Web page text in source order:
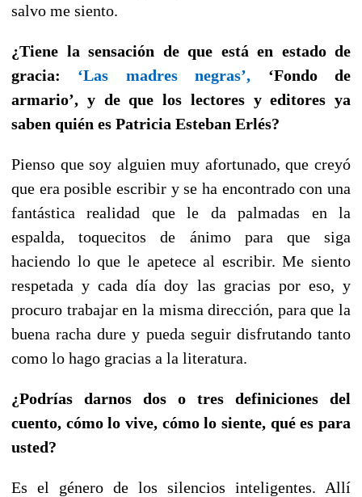
salvo me siento.
¿Tiene la sensación de que está en estado de
gracia: ‘Las madres negras’, ‘Fondo de
armario’, y de que los lectores y editores ya
saben quién es Patricia Esteban Erlés?
Pienso que soy alguien muy afortunado, que creyó
que era posible escribir y se ha encontrado con una
fantástica realidad que le da palmadas en la
espalda, toquecitos de ánimo para que siga
haciendo lo que le apetece al escribir. Me siento
respetada y cada día doy las gracias por eso, y
procuro trabajar en la misma dirección, para que la
buena racha dure y pueda seguir disfrutando tanto
como lo hago gracias a la literatura.
¿Podrías darnos dos o tres definiciones del
cuento, cómo lo vive, cómo lo siente, qué es para
usted?
Es el género de los silencios inteligentes. Allí